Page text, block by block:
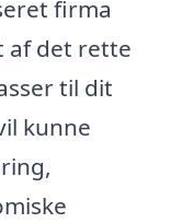
firma
af det rette
til dit
kunne